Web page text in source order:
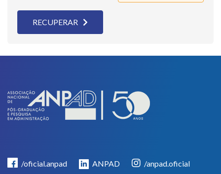
RECUPERAR
/oficial.anpad ANPAD /anpad.oficial